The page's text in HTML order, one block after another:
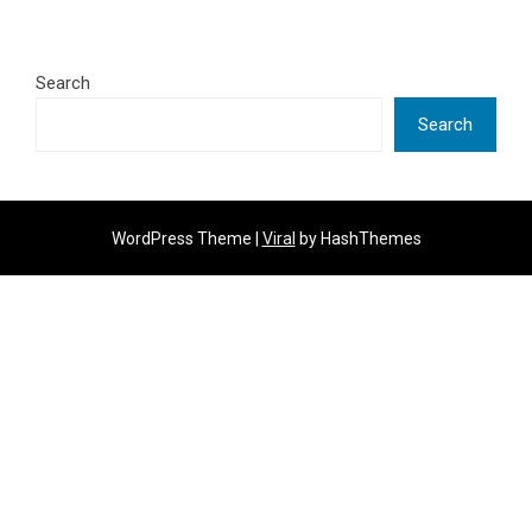
Search
Search
WordPress Theme | Viral by HashThemes